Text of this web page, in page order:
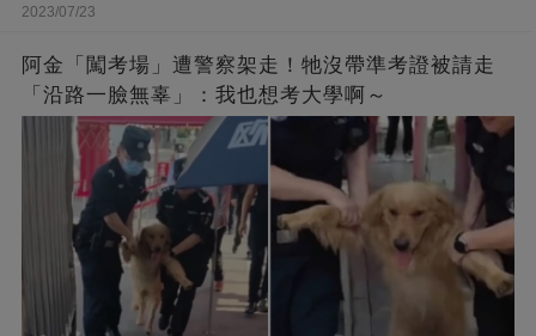
2023/07/23
阿金「闖考場」遭警察架走！牠沒帶準考證被請走
「沿路一臉無辜」：我也想考大學啊～